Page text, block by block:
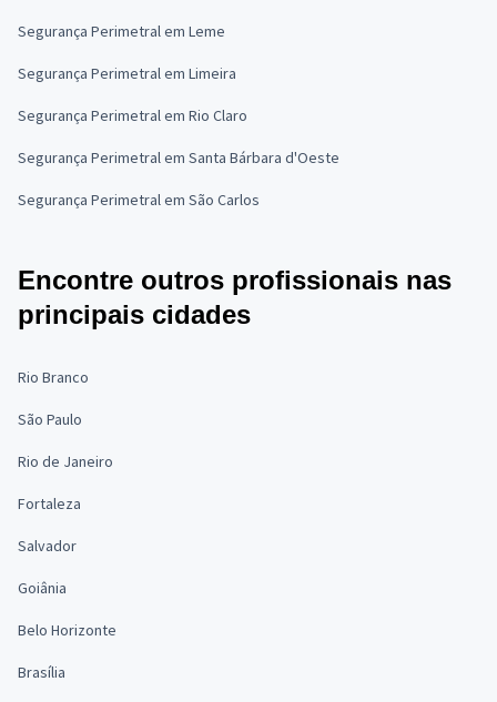
Segurança Perimetral em Leme
Segurança Perimetral em Limeira
Segurança Perimetral em Rio Claro
Segurança Perimetral em Santa Bárbara d'Oeste
Segurança Perimetral em São Carlos
Encontre outros profissionais nas
principais cidades
Rio Branco
São Paulo
Rio de Janeiro
Fortaleza
Salvador
Goiânia
Belo Horizonte
Brasília